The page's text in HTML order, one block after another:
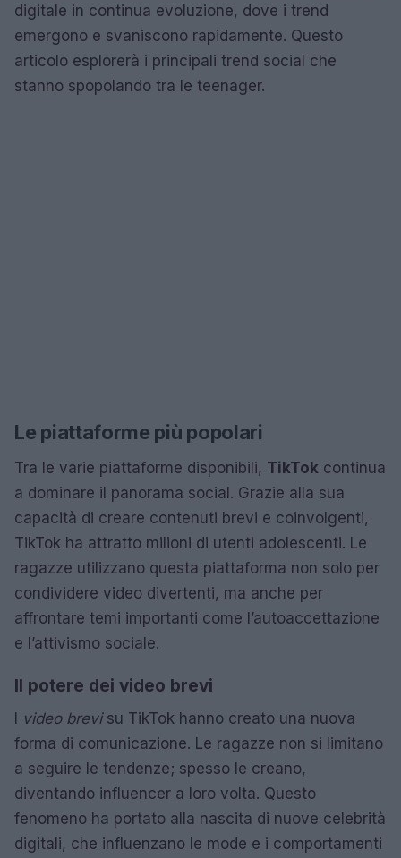
digitale in continua evoluzione, dove i trend
emergono e svaniscono rapidamente. Questo
articolo esplorerà i principali trend social che
stanno spopolando tra le teenager.
Le piattaforme più popolari
Tra le varie piattaforme disponibili, TikTok continua
a dominare il panorama social. Grazie alla sua
capacità di creare contenuti brevi e coinvolgenti,
TikTok ha attratto milioni di utenti adolescenti. Le
ragazze utilizzano questa piattaforma non solo per
condividere video divertenti, ma anche per
affrontare temi importanti come l’autoaccettazione
e l’attivismo sociale.
Il potere dei video brevi
I video brevisu TikTok hanno creato una nuova
forma di comunicazione. Le ragazze non si limitano
a seguire le tendenze; spesso le creano,
diventando influencer a loro volta. Questo
fenomeno ha portato alla nascita di nuove celebrità
digitali, che influenzano le mode e i comportamenti